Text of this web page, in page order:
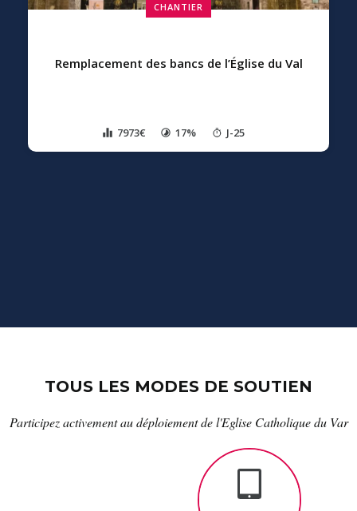
CHANTIER
Remplacement des bancs de l’Église du Val
7973€ 17% J-25
TOUS LES MODES DE SOUTIEN
Participez activement au déploiement de l'Eglise Catholique du Var